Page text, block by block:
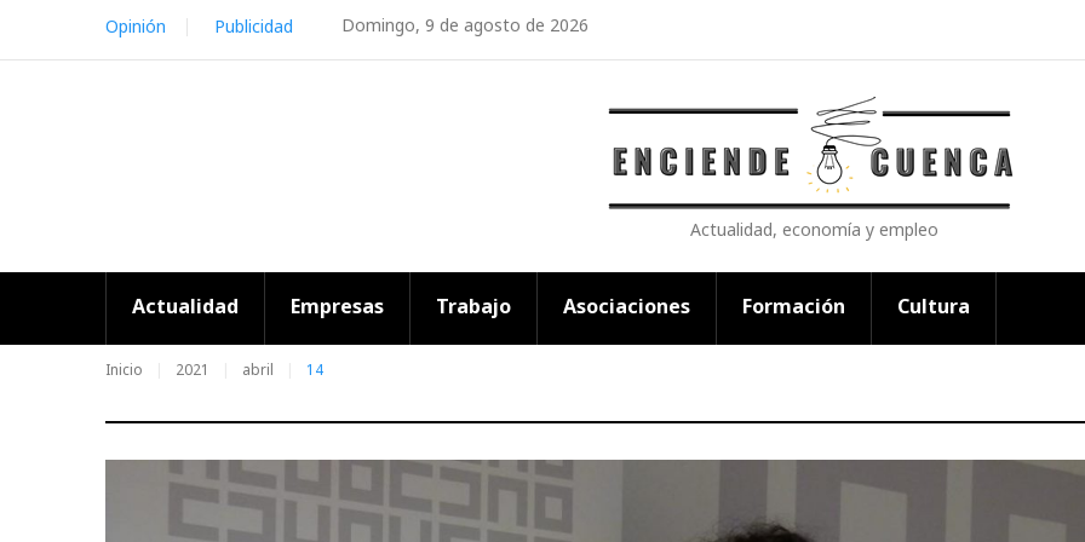
content
Domingo, 9 de agosto de 2026
Opinión Publicidad
Actualidad, economía y empleo
Actualidad Empresas Trabajo Asociaciones Formación Cultura
Inicio 2021 abril 14
Día: